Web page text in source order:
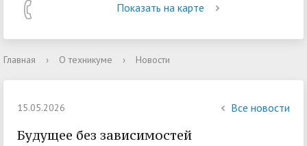
Показать на карте
Главная › О техникуме › Новости
15.05.2026 Все новости
Будущее без зависимостей